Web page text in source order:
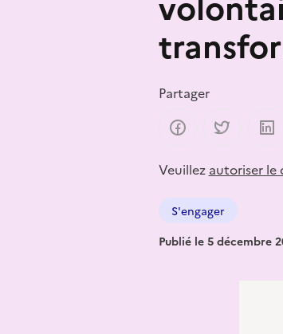
Partager
Partager sur
Veuillez autoriser le
S'engager
Publié le 5 décembre